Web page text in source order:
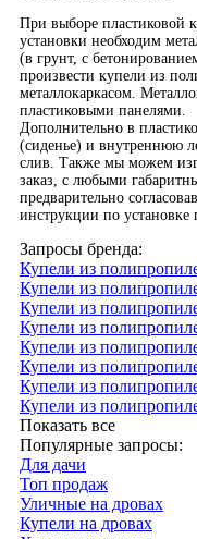
При выборе пластиковой
установки необходим
(в грунт, с
произвести купели из
металлокаркасом.
пластиковыми панелями.
Дополнительно в
(сиденье) и внутреннюю
слив. Также мы можем
заказ, с любыми
предварительно
инструкции по установке
Запросы бренда:
Купели из
Купели из
Купели из
Купели из
Купели из
Купели из
Купели из
Купели из
Показать все
Популярные запросы:
Для дачи
Топ продаж
Уличные на дровах
Купели на дровах